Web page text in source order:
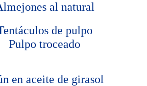
al natural
de pulpo
Pulpo troceado
en aceite de girasol